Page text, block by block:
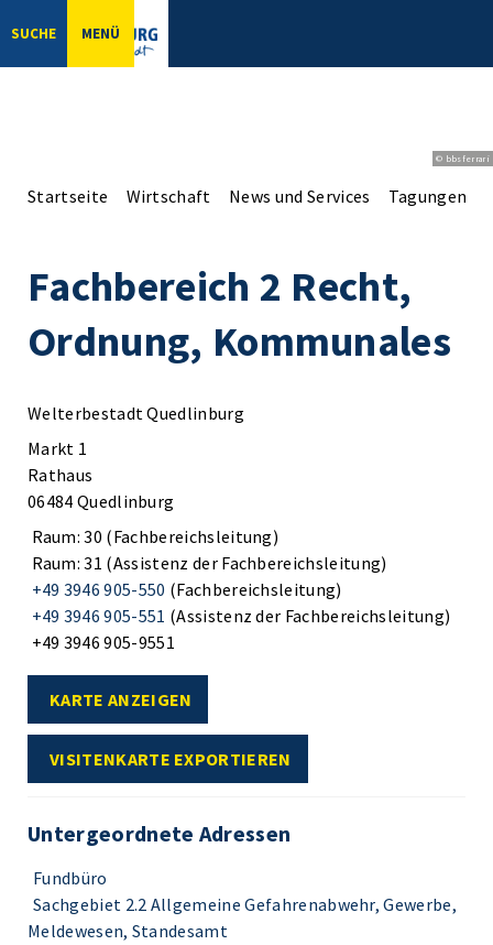
SUCHE MENÜ
© bbsferrari
Startseite Wirtschaft News und Services Tagungen
Fachbereich 2 Recht,
Ordnung, Kommunales
Welterbestadt Quedlinburg
Markt 1
Rathaus
06484 Quedlinburg
Raum: 30 (Fachbereichsleitung)
Raum: 31 (Assistenz der Fachbereichsleitung)
+49 3946 905-550 (Fachbereichsleitung)
+49 3946 905-551 (Assistenz der Fachbereichsleitung)
+49 3946 905-9551
KARTE ANZEIGEN
VISITENKARTE EXPORTIEREN
Untergeordnete Adressen
Fundbüro
Sachgebiet 2.2 Allgemeine Gefahrenabwehr, Gewerbe,
Meldewesen, Standesamt